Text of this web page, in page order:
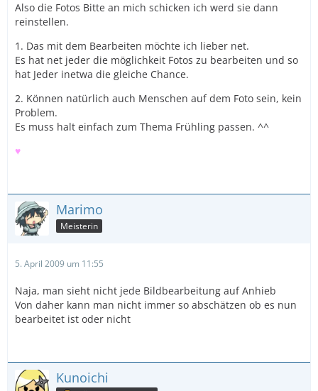
Also die Fotos Bitte an mich schicken ich werd sie dann
reinstellen.
1. Das mit dem Bearbeiten möchte ich lieber net.
Es hat net jeder die möglichkeit Fotos zu bearbeiten und so
hat Jeder inetwa die gleiche Chance.
2. Können natürlich auch Menschen auf dem Foto sein, kein
Problem.
Es muss halt einfach zum Thema Frühling passen. ^^
♥
Marimo
Meisterin
5. April 2009 um 11:55
Naja, man sieht nicht jede Bildbearbeitung auf Anhieb
Von daher kann man nicht immer so abschätzen ob es nun
bearbeitet ist oder nicht
Kunoichi